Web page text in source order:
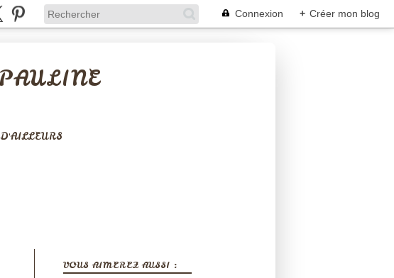
Connexion + Créer mon blog
D'AILLEURS
VOUS AIMEREZ AUSSI :